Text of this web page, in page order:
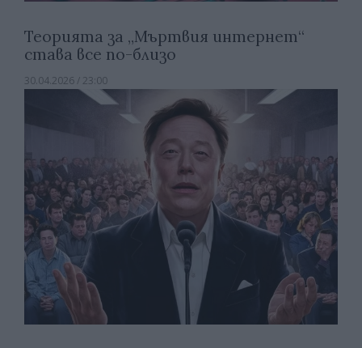
Теорията за „Мъртвия интернет“
става все по-близо
30.04.2026 / 23:00